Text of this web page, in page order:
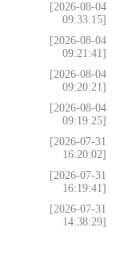
[2026-08-04
09:33:15]
[2026-08-04
09:21:41]
[2026-08-04
09:20:21]
[2026-08-04
09:19:25]
[2026-07-31
16:20:02]
[2026-07-31
16:19:41]
[2026-07-31
14:38:29]